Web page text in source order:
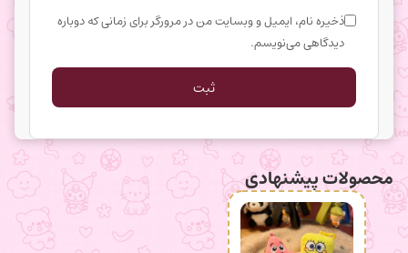
ذخیره نام، ایمیل و وبسایت من در مرورگر برای زمانی که دوباره
دیدگاهی می‌نویسم.
محصولات پیشنهادی